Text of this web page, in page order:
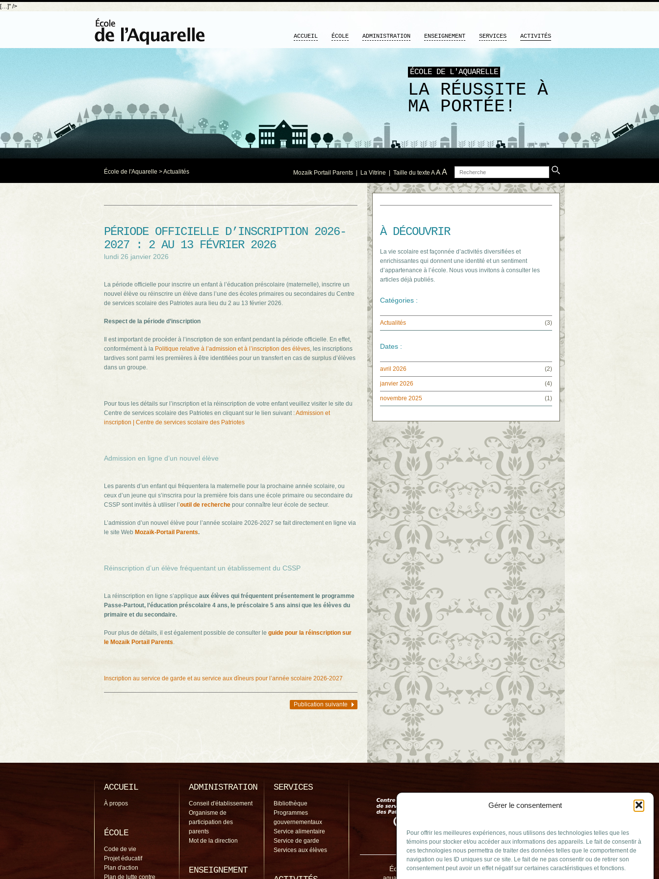
Gérer le consentement
Pour offrir les meilleures expériences, nous utilisons des technologies telles que les
témoins pour stocker et/ou accéder aux informations des appareils. Le fait de consentir à
ces technologies nous permettra de traiter des données telles que le comportement de
navigation ou les ID uniques sur ce site. Le fait de ne pas consentir ou de retirer son
consentement peut avoir un effet négatif sur certaines caractéristiques et fonctions.
[…]" />
ÉCOLE DE L'AQUARELLE
LA RÉUSSITE À
MA PORTÉE!
ACCUEIL ÉCOLE ADMINISTRATION ENSEIGNEMENT SERVICES ACTIVITÉS
École de l'Aquarelle >Actualités Mozaïk Portail Parents La Vitrine | Taille du texte A AA Recherche
PÉRIODE OFFICIELLE D’INSCRIPTION 2026-
2027 : 2 AU 13 FÉVRIER 2026
lundi 26 janvier 2026
La période officielle pour inscrire un enfant à l’éducation préscolaire (maternelle), inscrire un
nouvel élève ou réinscrire un élève dans l’une des écoles primaires ou secondaires du Centre
de services scolaire des Patriotes aura lieu du 2 au 13 février 2026.
Respect de la période d’inscription
Il est important de procéder à l’inscription de son enfant pendant la période officielle. En effet,
conformément à la Politique relative à l’admission et à l’inscription des élèves, les inscriptions
tardives sont parmi les premières à être identifiées pour un transfert en cas de surplus d’élèves
dans un groupe.
Pour tous les détails sur l’inscription et la réinscription de votre enfant veuillez visiter le site du
Centre de services scolaire des Patriotes en cliquant sur le lien suivant :Admission et
inscription | Centre de services scolaire des Patriotes
Admission en ligne d’un nouvel élève
Les parents d’un enfant qui fréquentera la maternelle pour la prochaine année scolaire, ou
ceux d’un jeune qui s’inscrira pour la première fois dans une école primaire ou secondaire du
CSSP sont invités à utiliser l’outil de recherche pour connaître leur école de secteur.
L’admission d’un nouvel élève pour l’année scolaire 2026-2027 se fait directement en ligne via
le site Web Mozaïk-Portail Parents.
Réinscription d’un élève fréquentant un établissement du CSSP
La réinscription en ligne s’applique aux élèves qui fréquentent présentement le programme
Passe-Partout, l’éducation préscolaire 4 ans, le préscolaire 5 ans ainsi que les élèves du
primaire et du secondaire.
Pour plus de détails, il est également possible de consulter le guide pour la réinscription sur
le Mozaïk Portail Parents.
Inscription au service de garde et au service aux dîneurs pour l’année scolaire 2026-2027
Publication suivante
À DÉCOUVRIR
La vie scolaire est façonnée d’activités diversifiées et
enrichissantes qui donnent une identité et un sentiment
d’appartenance à l’école. Nous vous invitons à consulter les
articles déjà publiés.
Catégories :
Actualités (3)
Dates :
avril 2026 (2)
janvier 2026 (4)
novembre 2025 (1)
ACCUEIL
À propos
ÉCOLE
Code de vie
Projet éducatif
Plan d'action
Plan de lutte contre
ADMINISTRATION
Conseil d'établissement
Organisme de
participation des
parents
Mot de la direction
ENSEIGNEMENT
SERVICES
Bibliothèque
Programmes
gouvernementaux
Service alimentaire
Service de garde
Services aux élèves
École de l'Aquarelle